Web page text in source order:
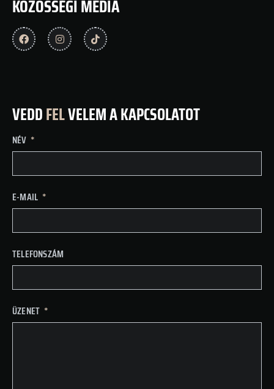
KÖZÖSSÉGI MÉDIA
VEDDFELVELEM A KAPCSOLATOT
NÉV
E-MAIL
TELEFONSZÁM
ÜZENET